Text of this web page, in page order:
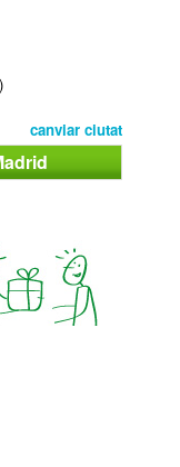
canviar ciutat